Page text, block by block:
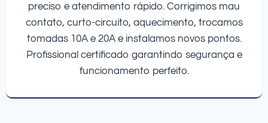
preciso e atendimento rápido. Corrigimos mau
contato, curto-circuito, aquecimento, trocamos
tomadas 10A e 20A e instalamos novos pontos.
Profissional certificado garantindo segurança e
funcionamento perfeito.